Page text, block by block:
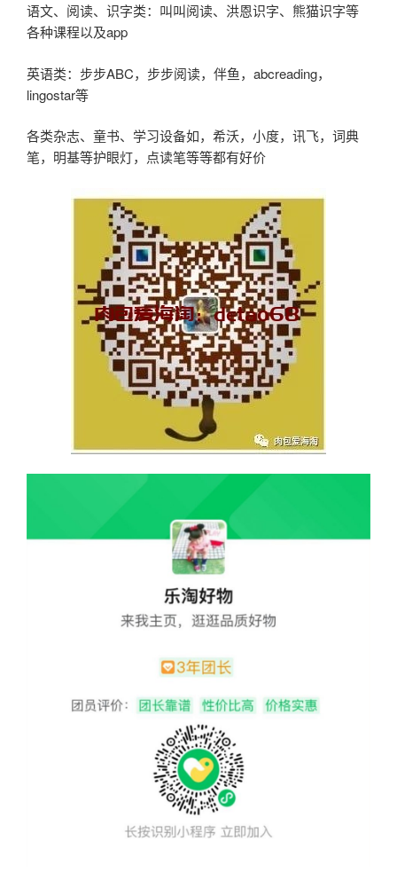
语文、阅读、识字类：叫叫阅读、洪恩识字、熊猫识字等
各种课程以及app
英语类：步步ABC，步步阅读，伴鱼，abcreading，
lingostar等
各类杂志、童书、学习设备如，希沃，小度，讯飞，词典
笔，明基等护眼灯，点读笔等等都有好价